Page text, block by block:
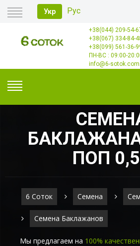
Укр Рус
Главная
Оплата
Доставка
+38(044) 209-54-
+38(067) 334-84-
+38(099) 561-36-
ПН-ВС : 09:00-
info@6-
ПОП
6 Соток Семена
Семена Баклажанов
Мы предлагаем на 100%